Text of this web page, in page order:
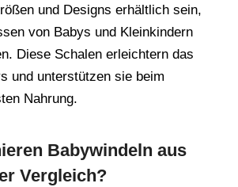
und Designs erhältlich sein,
von Babys und Kleinkindern
Diese Schalen erleichtern das
und unterstützen sie beim
Nahrung.
Babywindeln aus
Vergleich?